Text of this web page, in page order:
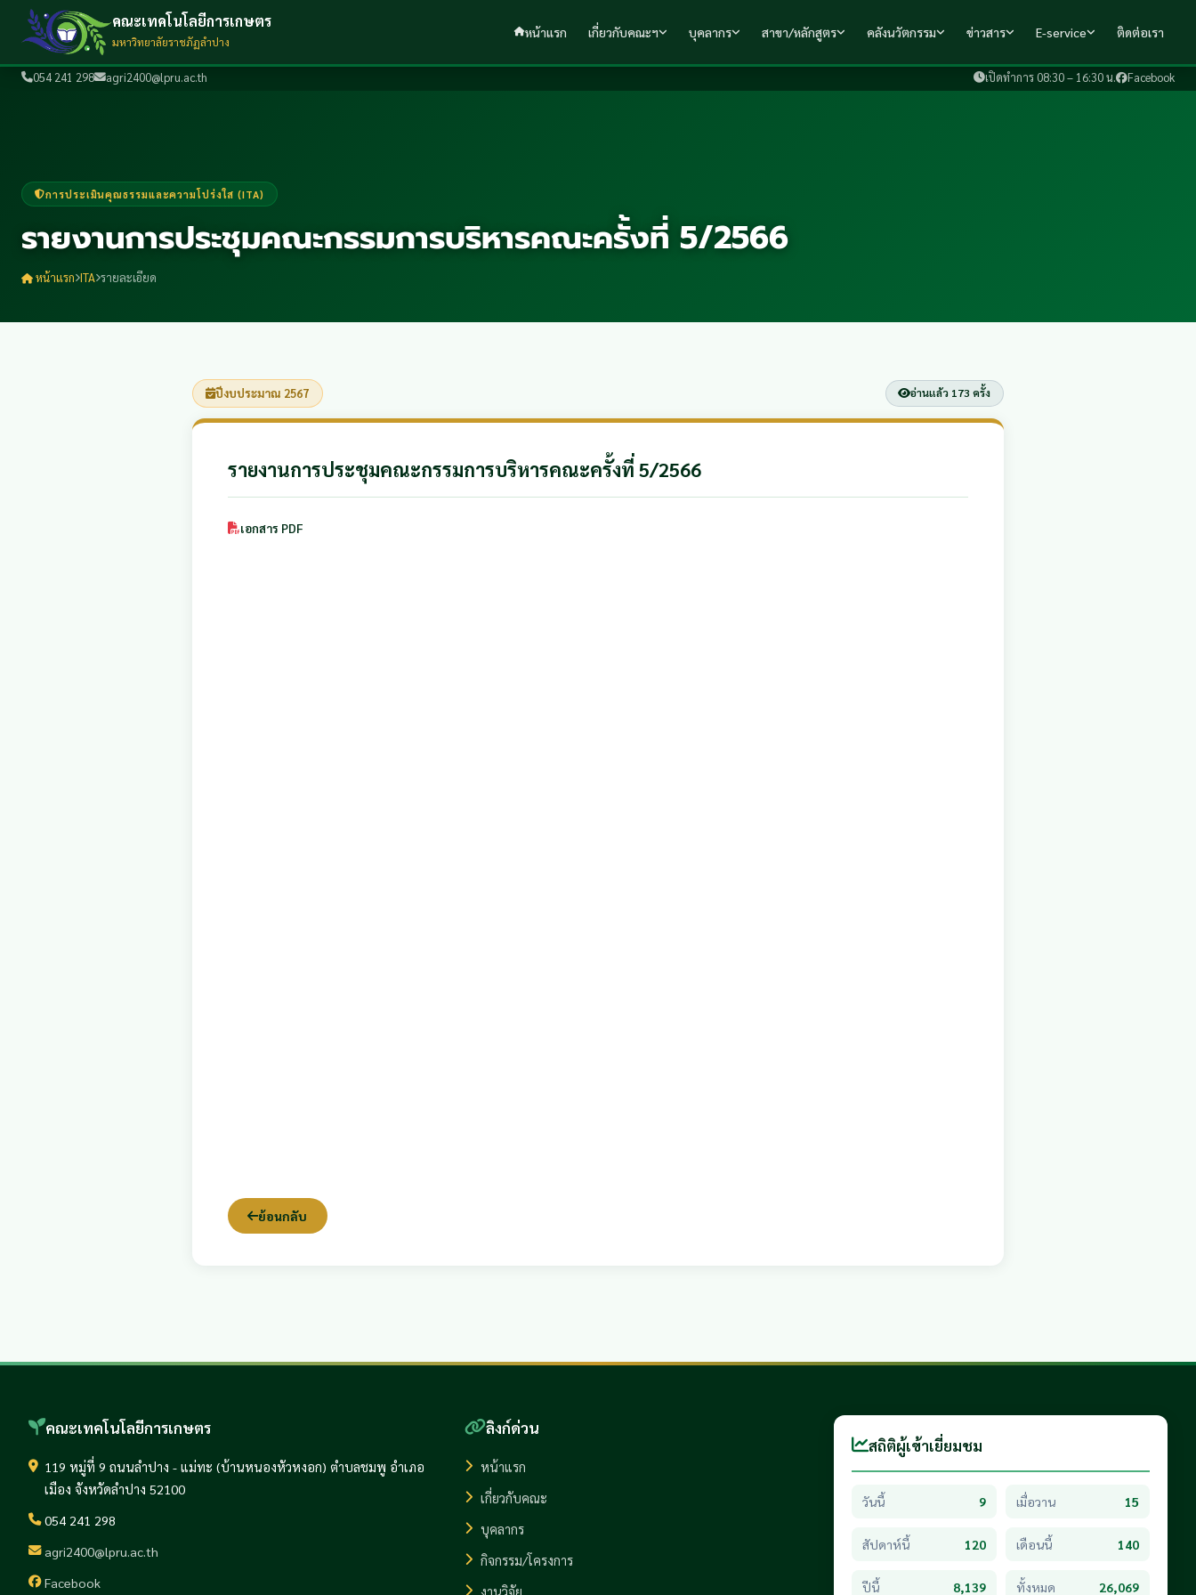
054 241 298 agri2400@lpru.ac.th เปิดทำการ 08:30 – 16:30 น. Facebook
คณะเทคโนโลยีการเกษตร
มหาวิทยาลัยราชภัฏลำปาง
หน้าแรก เกี่ยวกับคณะฯ บุคลากร สาขา/หลักสูตร คลังนวัตกรรม ข่าวสาร E-service ติดต่อเรา
การประเมินคุณธรรมและความโปร่งใส (ITA)
รายงานการประชุมคณะกรรมการบริหารคณะครั้งที่ 5/2566
หน้าแรก ITA รายละเอียด
ปีงบประมาณ 2567 อ่านแล้ว 173 ครั้ง
รายงานการประชุมคณะกรรมการบริหารคณะครั้งที่ 5/2566
เอกสาร PDF
ย้อนกลับ
คณะเทคโนโลยีการเกษตร
119 หมู่ที่ 9 ถนนลำปาง - แม่ทะ (บ้านหนองหัวหงอก) ตำบลชมพู อำเภอ
เมือง จังหวัดลำปาง 52100
054 241 298
agri2400@lpru.ac.th
Facebook
ลิงก์ด่วน
หน้าแรก
เกี่ยวกับคณะ
บุคลากร
กิจกรรม/โครงการ
งานวิจัย
สถิติผู้เข้าเยี่ยมชม
วันนี้ 9 เมื่อวาน 15
สัปดาห์นี้ 120 เดือนนี้ 140
ปีนี้ 8,139 ทั้งหมด 26,069